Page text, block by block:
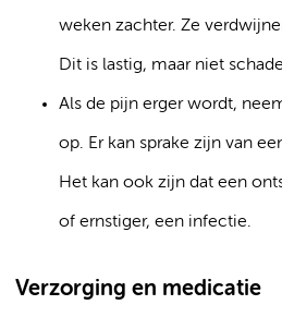
weken zachter. Ze
Dit is lastig, maar niet
Als de pijn erger wordt,
op. Er kan sprake zijn van
Het kan ook zijn dat een
of ernstiger, een infectie.
Verzorging en medicatie